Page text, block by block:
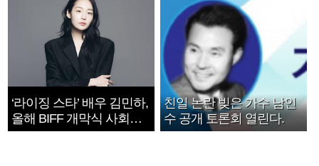
‘라이징 스타’ 배우 김민하,
올해 BIFF 개막식 사회자
확정
친일 논란 빚은 가수 남인
수 공개 토론회 열린다.